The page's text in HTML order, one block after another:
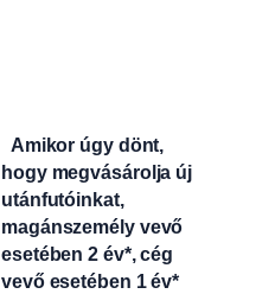
Amikor úgy dönt,
hogy megvásárolja új
utánfutóinkat,
magánszemély vevő
esetében 2 év*, cég
vevő esetében 1 év*